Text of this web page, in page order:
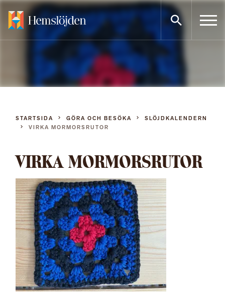
Gå
innehållet
STARTSIDA GÖRA OCH BESÖKA
SLÖJDKALENDERN
VIRKA MORMORSRUTOR
VIRKA MORMORSRUTOR